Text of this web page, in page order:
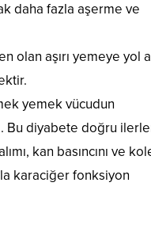
daha fazla aşerme ve
olan aşırı yemeye yol
yemek vücudun
Bu diyabete doğru
kan basıncını ve
karaciğer fonksiyon